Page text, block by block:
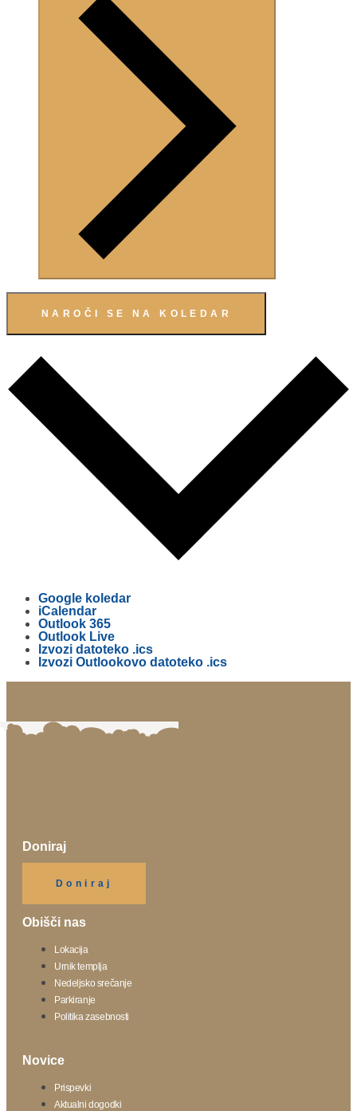
NAROČI SE NA KOLEDAR
Google koledar
iCalendar
Outlook 365
Outlook Live
Izvozi datoteko .ics
Izvozi Outlookovo datoteko .ics
Doniraj
Doniraj
Obišči nas
Lokacija
Urnik templja
Nedeljsko srečanje
Parkiranje
Politika zasebnosti
Novice
Prispevki
Aktualni dogodki